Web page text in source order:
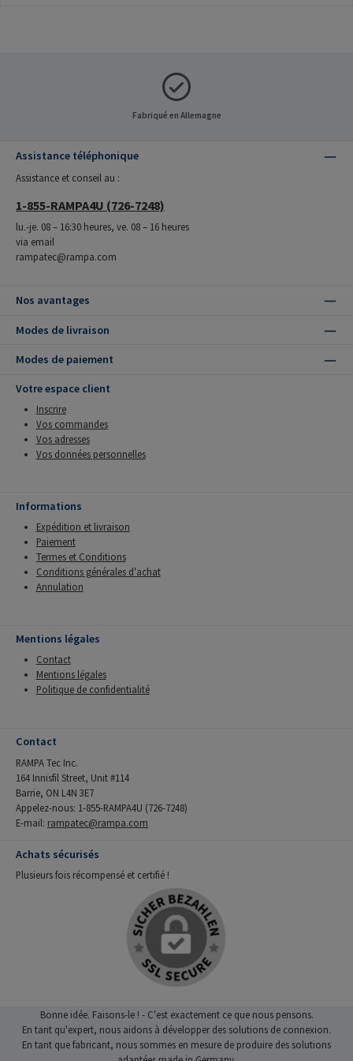
Fabriqué en Allemagne
Assistance téléphonique
Assistance et conseil au :
1-855-RAMPA4U (726-7248)
lu.-je. 08 – 16:30 heures, ve. 08 – 16 heures
via email
rampatec@rampa.com
Nos avantages
Modes de livraison
Modes de paiement
Votre espace client
Inscrire
Vos commandes
Vos adresses
Vos données personnelles
Informations
Expédition et livraison
Paiement
Termes et Conditions
Conditions générales d'achat
Annulation
Mentions légales
Contact
Mentions légales
Politique de confidentialité
Contact
RAMPA Tec Inc.
164 Innisfil Street, Unit #114
Barrie, ON L4N 3E7
Appelez-nous: 1-855-RAMPA4U (726-7248)
E-mail: rampatec@rampa.com
Achats sécurisés
Plusieurs fois récompensé et certifié !
Bonne idée. Faisons-le ! - C'est exactement ce que nous pensons.
En tant qu'expert, nous aidons à développer des solutions de connexion.
En tant que fabricant, nous sommes en mesure de produire des solutions